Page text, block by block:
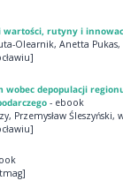
wartości, rutyny i
Olearnik, Anetta Pukas,
wobec depopulacji
- ebook
Przemysław Śleszyński,